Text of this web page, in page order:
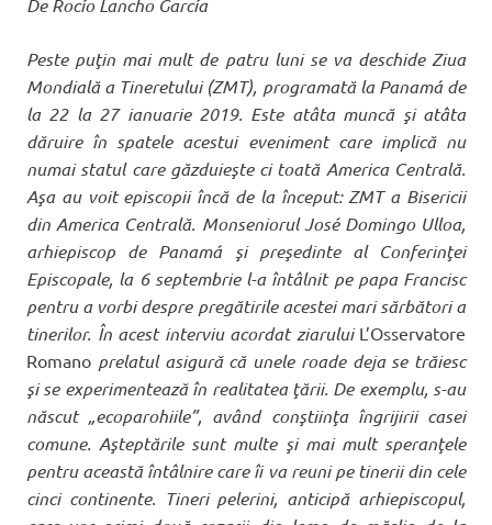
De Rocío Lancho García
Peste puţin mai mult de patru luni se va deschide Ziua
Mondială a Tineretului (ZMT), programată la Panamá de
la 22 la 27 ianuarie 2019. Este atâta muncă şi atâta
dăruire în spatele acestui eveniment care implică nu
numai statul care găzduieşte ci toată America Centrală.
Aşa au voit episcopii încă de la început: ZMT a Bisericii
din America Centrală. Monseniorul José Domingo Ulloa,
arhiepiscop de Panamá şi preşedinte al Conferinţei
Episcopale, la 6 septembrie l-a întâlnit pe papa Francisc
pentru a vorbi despre pregătirile acestei mari sărbători a
tinerilor. În acest interviu acordat ziaruluiL’Osservatore
Romano prelatul asigură că unele roade deja se trăiesc
şi se experimentează în realitatea ţării. De exemplu, s-au
născut „ecoparohiile”, având conştiinţa îngrijirii casei
comune. Aşteptările sunt multe şi mai mult speranţele
pentru această întâlnire care îi va reuni pe tinerii din cele
cinci continente. Tineri pelerini, anticipă arhiepiscopul,